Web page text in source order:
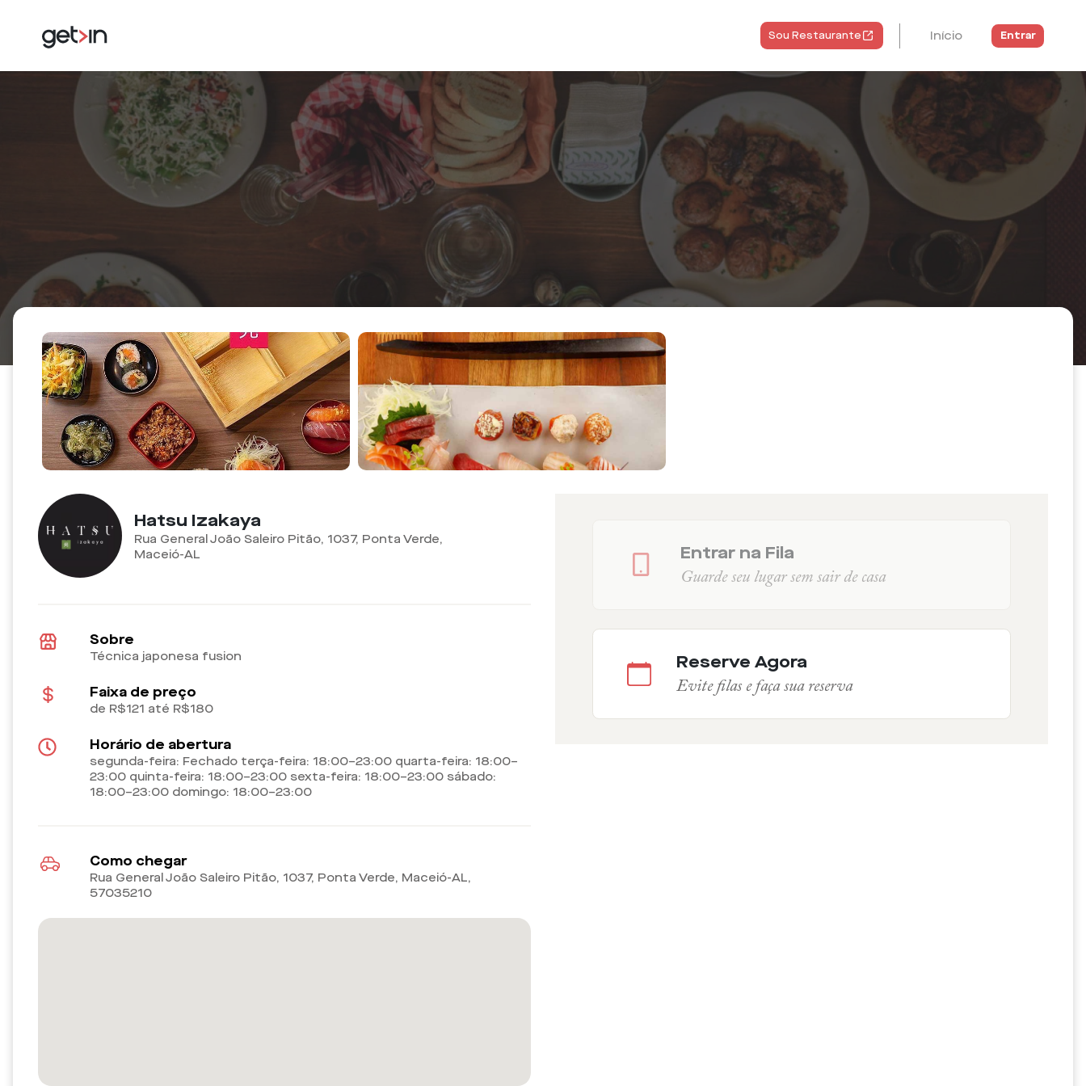
Sou Restaurante Início Entrar
Hatsu Izakaya
Rua General João Saleiro Pitão, 1037, Ponta Verde,
Maceió-AL
Sobre
Técnica japonesa fusion
Faixa de preço
de R$121 até R$180
Horário de abertura
segunda-feira: Fechado terça-feira: 18:00–23:00 quarta-feira: 18:00–
23:00 quinta-feira: 18:00–23:00 sexta-feira: 18:00–23:00 sábado:
18:00–23:00 domingo: 18:00–23:00
Como chegar
Rua General João Saleiro Pitão, 1037, Ponta Verde, Maceió-AL,
57035210
Entrar na Fila
Guarde seu lugar sem sair de casa
Reserve Agora
Evite filas e faça sua reserva